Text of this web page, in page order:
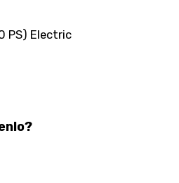
PS) Electric